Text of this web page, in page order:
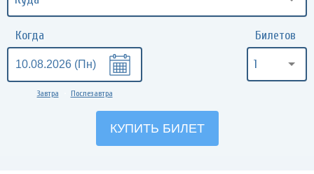
Когда
Завтра Послезавтра
Билетов
1